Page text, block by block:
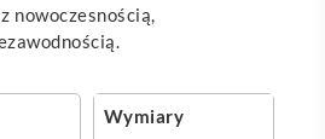
nowoczesnością,
Wymiary